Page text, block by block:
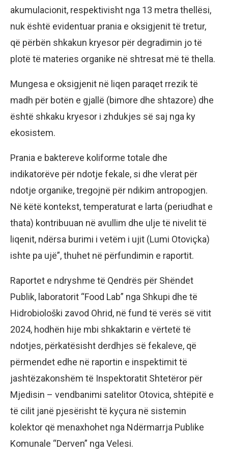
akumulacionit, respektivisht nga 13 metra thellësi,
nuk është evidentuar prania e oksigjenit të tretur,
që përbën shkakun kryesor për degradimin jo të
plotë të materies organike në shtresat më të thella.
Mungesa e oksigjenit në liqen paraqet rrezik të
madh për botën e gjallë (bimore dhe shtazore) dhe
është shkaku kryesor i zhdukjes së saj nga ky
ekosistem.
Prania e baktereve koliforme totale dhe
indikatorëve për ndotje fekale, si dhe vlerat për
ndotje organike, tregojnë për ndikim antropogjen.
Në këtë kontekst, temperaturat e larta (periudhat e
thata) kontribuuan në avullim dhe ulje të nivelit të
liqenit, ndërsa burimi i vetëm i ujit (Lumi Otoviçka)
ishte pa ujë”, thuhet në përfundimin e raportit.
Raportet e ndryshme të Qendrës për Shëndet
Publik, laboratorit “Food Lab” nga Shkupi dhe të
Hidrobiološki zavod Ohrid, në fund të verës së vitit
2024, hodhën hije mbi shkaktarin e vërtetë të
ndotjes, përkatësisht derdhjes së fekaleve, që
përmendet edhe në raportin e inspektimit të
jashtëzakonshëm të Inspektoratit Shtetëror për
Mjedisin – vendbanimi satelitor Otovica, shtëpitë e
të cilit janë pjesërisht të kyçura në sistemin
kolektor që menaxhohet nga Ndërmarrja Publike
Komunale “Derven” nga Velesi.